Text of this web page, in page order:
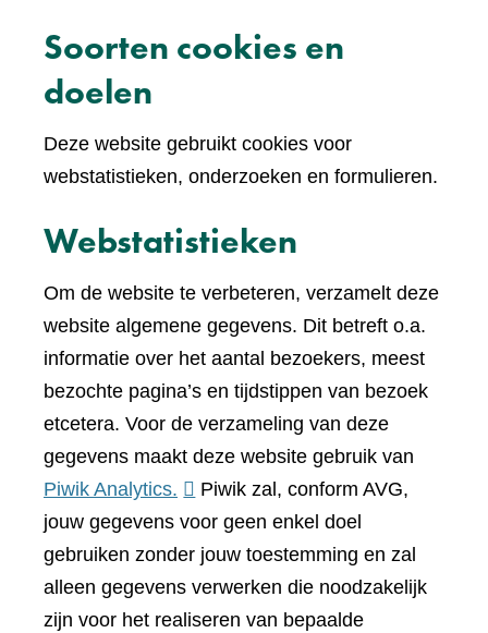
Soorten cookies en
doelen
Deze website gebruikt cookies voor
webstatistieken, onderzoeken en formulieren.
Webstatistieken
Om de website te verbeteren, verzamelt deze
website algemene gegevens. Dit betreft o.a.
informatie over het aantal bezoekers, meest
bezochte pagina’s en tijdstippen van bezoek
etcetera. Voor de verzameling van deze
gegevens maakt deze website gebruik van
Piwik Analytics. (verwijst
naar
een
andere
website)
Piwik zal, conform AVG,
jouw gegevens voor geen enkel doel
gebruiken zonder jouw toestemming en zal
alleen gegevens verwerken die noodzakelijk
zijn voor het realiseren van bepaalde